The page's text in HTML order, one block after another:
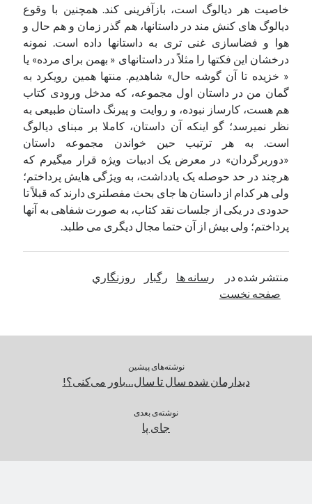
خاصیت هر دیالوگ است، بازآفرینی ­کند. همچنین با وقوع
دیالوگ­ های کنش مند در داستان­ها، هم گذر زمان و هم حال و
هوا و فضاسازی غنی ­تری به داستان­ها داده است. نمونه
درخشان این فکت­ها را مثلاً در داستان­های « بهمن برای مرده» یا
« خزیده تا آن گوشه حال» شاهدیم. منتها همین رویکرد به
گمان من در داستان اول مجموعه، که مدخل ورودی کتاب
هم هست، کارساز نبوده، و روایت و پیرنگ داستان طبیعی به
نظر نمی­رسد؛ گو اینکه آن داستان، کاملا بر مبنای دیالوگ
است. به هر ترتیب حین خواندن مجموعه داستان
«دوربرگردان» در معرض یک ادبیات ویژه قرار میگیرم که
هرچند در حد حوصله یک یادداشت، به ویژگی­ هایش پرداختم؛
ولی هر کدام از داستان­ ها جای بحث مفصل­تری دارند که قبلاً تا
حدودی در یکی از جلسات نقد کتاب، به صورت شفاهی به آنها
پرداختم؛ ولی بیش از آن حتما مجال دیگری می­ طلبد.
منتشر شده در رسانه ها رگبار
روزنگاري
صفحه نخست
نوشته‌های پیشین
دیدارمان شده سال تا سال…باور می‌کنی؟!
نوشته‌ی بعدی
جای پا